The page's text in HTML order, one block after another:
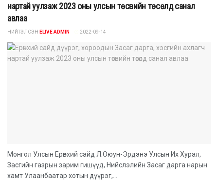
нартай уулзаж 2023 оны улсын төсвийн төсөлд санал
авлаа
НИЙТЭЛСЭН ELIVE ADMIN 2022-09-14
Монгол Улсын Ерөнхий сайд Л.Оюун-Эрдэнэ Улсын Их Хурал,
Засгийн газрын зарим гишүүд, Нийслэлийн Засаг дарга нарын
хамт Улаанбаатар хотын дүүрэг,...